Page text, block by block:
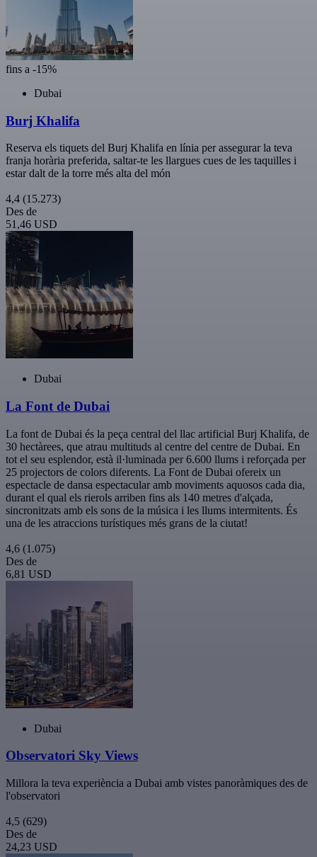
fins a -15%
Dubai
Burj Khalifa
Reserva els tiquets del Burj Khalifa en línia per assegurar la teva
franja horària preferida, saltar-te les llargues cues de les taquilles i
estar dalt de la torre més alta del món
4,4 (15.273)
Des de
51,46 USD
Dubai
La Font de Dubai
La font de Dubai és la peça central del llac artificial Burj Khalifa, de
30 hectàrees, que atrau multituds al centre del centre de Dubai. En
tot el seu esplendor, està il·luminada per 6.600 llums i reforçada per
25 projectors de colors diferents. La Font de Dubai ofereix un
espectacle de dansa espectacular amb moviments aquosos cada dia,
durant el qual els rierols arriben fins als 140 metres d'alçada,
sincronitzats amb els sons de la música i les llums intermitents. És
una de les atraccions turístiques més grans de la ciutat!
4,6 (1.075)
Des de
6,81 USD
Dubai
Observatori Sky Views
Millora la teva experiència a Dubai amb vistes panoràmiques des de
l'observatori
4,5 (629)
Des de
24,23 USD